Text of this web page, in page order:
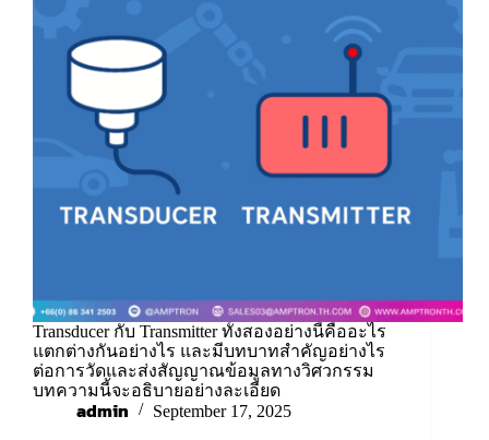
Transducer กับ Transmitter ทั้งสองอย่างนี้คืออะไร
แตกต่างกันอย่างไร และมีบทบาทสำคัญอย่างไร
ต่อการวัดและส่งสัญญาณข้อมูลทางวิศวกรรม
บทความนี้จะอธิบายอย่างละเอียด
admin September 17, 2025